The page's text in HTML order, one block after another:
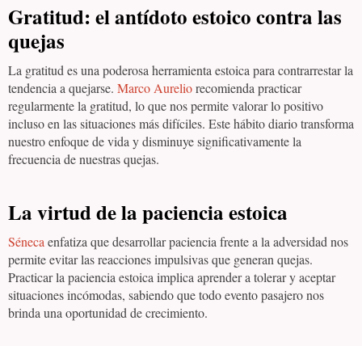
Gratitud: el antídoto estoico contra las
quejas
La gratitud es una poderosa herramienta estoica para contrarrestar la
tendencia a quejarse. Marco Aureliorecomienda practicar
regularmente la gratitud, lo que nos permite valorar lo positivo
incluso en las situaciones más difíciles. Este hábito diario transforma
nuestro enfoque de vida y disminuye significativamente la
frecuencia de nuestras quejas.
La virtud de la paciencia estoica
Séneca enfatiza que desarrollar paciencia frente a la adversidad nos
permite evitar las reacciones impulsivas que generan quejas.
Practicar la paciencia estoica implica aprender a tolerar y aceptar
situaciones incómodas, sabiendo que todo evento pasajero nos
brinda una oportunidad de crecimiento.